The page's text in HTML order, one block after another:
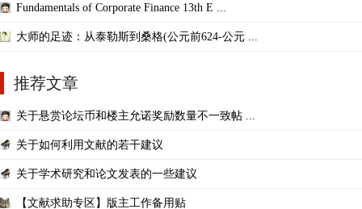
Fundamentals of Corporate Finance 13th E ...
大师的足迹：从泰勒斯到桑格(公元前624-公元 ...
推荐文章
关于悬赏论坛币和楼主允诺奖励数量不一致帖 ...
关于如何利用文献的若干建议
关于学术研究和论文发表的一些建议
【文献求助专区】版主工作备用贴